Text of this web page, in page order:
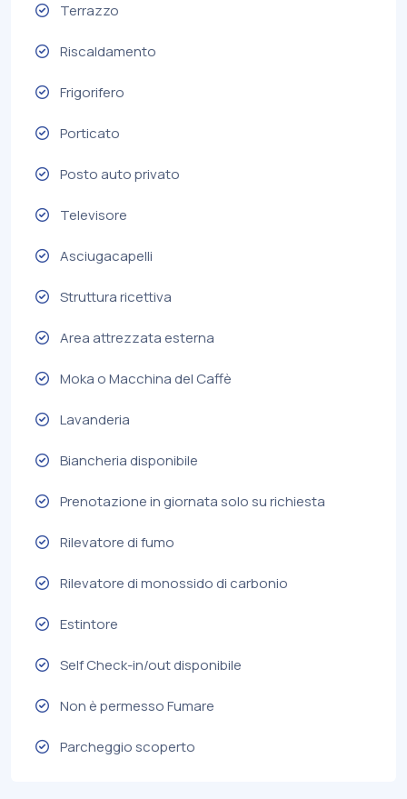
Terrazzo
Riscaldamento
Frigorifero
Porticato
Posto auto privato
Televisore
Asciugacapelli
Struttura ricettiva
Area attrezzata esterna
Moka o Macchina del Caffè
Lavanderia
Biancheria disponibile
Prenotazione in giornata solo su richiesta
Rilevatore di fumo
Rilevatore di monossido di carbonio
Estintore
Self Check-in/out disponibile
Non è permesso Fumare
Parcheggio scoperto